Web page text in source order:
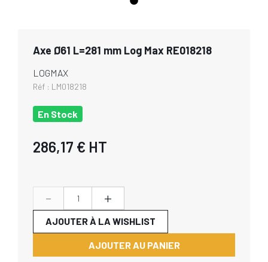
Axe Ø61 L=281 mm Log Max RE018218
LOGMAX
Réf : LM018218
En Stock
286,17 € HT
- +
AJOUTER AU PANIER
AJOUTER À LA WISHLIST